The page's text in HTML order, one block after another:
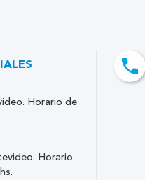
Horario de
Horario